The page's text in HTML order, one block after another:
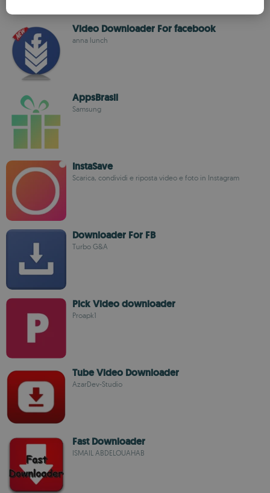
Video Downloader For facebook
anna lunch
AppsBrasil
Samsung
InstaSave
Scarica, condividi e riposta video e foto in Instagram
Downloader For FB
Turbo G&A
Pick Video downloader
Proapk1
Tube Video Downloader
AzarDev-Studio
Fast Downloader
ISMAIL ABDELOUAHAB
ROMANIAN